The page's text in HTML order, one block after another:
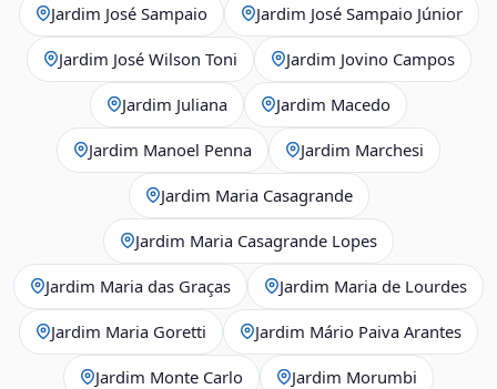
Jardim José Sampaio Jardim José Sampaio Júnior
Jardim José Wilson Toni Jardim Jovino Campos
Jardim Juliana Jardim Macedo
Jardim Manoel Penna Jardim Marchesi
Jardim Maria Casagrande
Jardim Maria Casagrande Lopes
Jardim Maria das Graças Jardim Maria de Lourdes
Jardim Maria Goretti Jardim Mário Paiva Arantes
Jardim Monte Carlo Jardim Morumbi